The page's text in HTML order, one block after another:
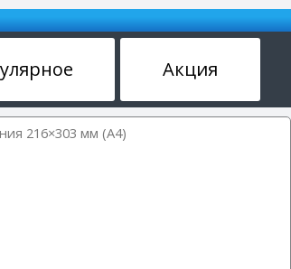
Акция
216×303 мм (А4)